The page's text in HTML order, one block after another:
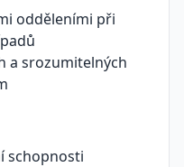
odděleními při
a srozumitelných
schopnosti